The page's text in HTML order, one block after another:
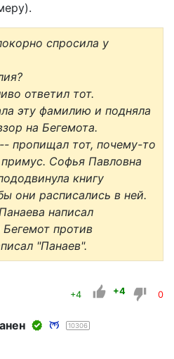
спросила у
ответил тот.
эту фамилию и подняла
на Бегемота.
пропищал тот, почему-то
Софья Павловна
книгу
они расписались в ней.
написал
против
"Панаев".
+4 +4 0
10306